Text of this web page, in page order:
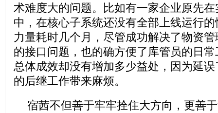
术难度大的问题。比如有一家企业原先
中，在核心子系统还没有全部上线运行
力量耗时几个月，尽管成功解决了物资
的接口问题，也的确方便了库管员的日
总体成效却没有增加多少益处，因为延
的后继工作带来麻烦。
宿茜不但善于牢牢拴住大方向，更善